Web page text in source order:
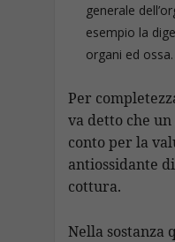
generale
esempio la
organi ed ossa.
Per
va detto che
conto per la
antiossidante
cottura.
Nella sostanza